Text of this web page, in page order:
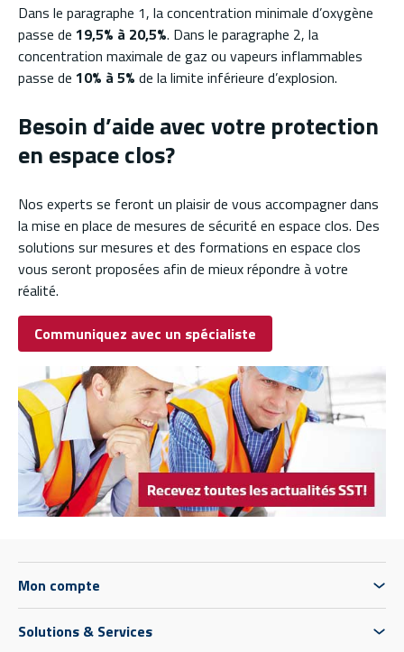
Dans le paragraphe 1, la concentration minimale d’oxygène
passe de 19,5% à 20,5%. Dans le paragraphe 2, la
concentration maximale de gaz ou vapeurs inflammables
passe de 10% à 5% de la limite inférieure d’explosion.
Besoin d’aide avec votre protection
en espace clos?
Nos experts se feront un plaisir de vous accompagner dans
la mise en place de mesures de sécurité en espace clos. Des
solutions sur mesures et des formations en espace clos
vous seront proposées afin de mieux répondre à votre
réalité.
Communiquez avec un spécialiste
Mon compte
Solutions & Services